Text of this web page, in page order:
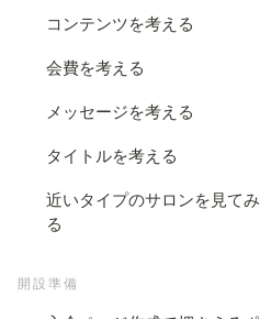
コンテンツを考える
会費を考える
メッセージを考える
タイトルを考える
近いタイプのサロンを見てみ
る
開設準備